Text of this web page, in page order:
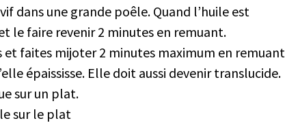
dans une grande poêle. Quand l’huile est
le faire revenir 2 minutes en remuant.
et faites mijoter 2 minutes maximum en remuant
épaississe. Elle doit aussi devenir translucide.
sur un plat.
sur le plat